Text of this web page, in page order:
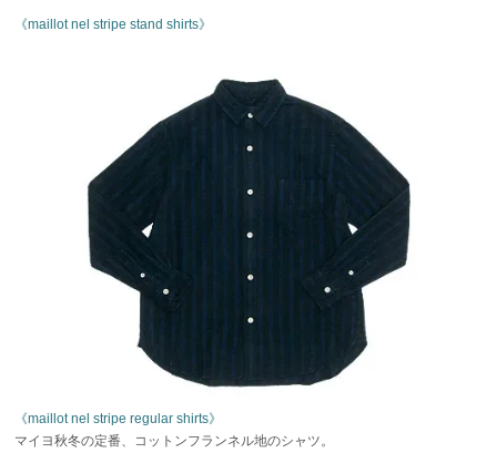
《maillot nel stripe stand shirts》
《maillot nel stripe regular shirts》
マイヨ秋冬の定番、コットンフランネル地のシャツ。